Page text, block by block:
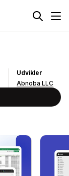
Udvikler
Abnoba LLC